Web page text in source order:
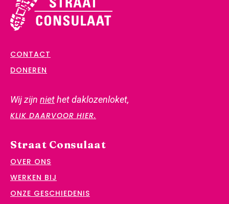
CONTACT
DONEREN
Wij zijn niethet daklozenloket,
KLIK DAARVOOR HIER.
Straat Consulaat
OVER ONS
WERKEN BIJ
ONZE GESCHIEDENIS